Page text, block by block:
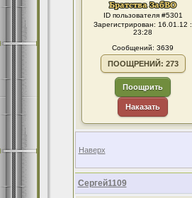
ID пользователя #5301
Зарегистрирован: 16.01.12 :
23:28
Сообщений: 3639
ПООЩРЕНИЙ: 273
Поощрить
Наказать
Наверх
Сергей1109